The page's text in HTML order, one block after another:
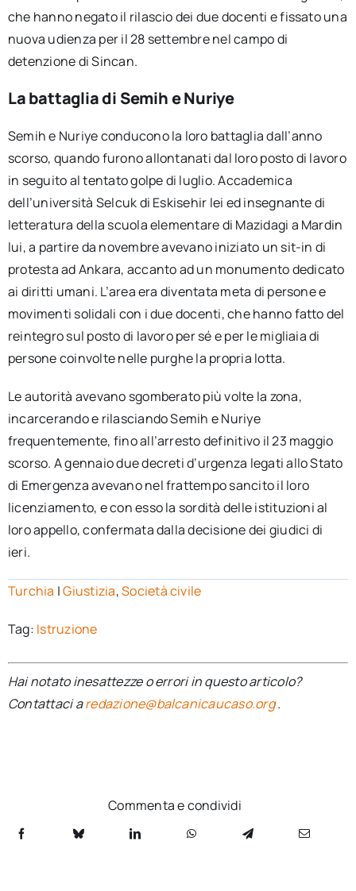
che hanno negato il rilascio dei due docenti e fissato una
nuova udienza per il 28 settembre nel campo di
detenzione di Sincan.
La battaglia di Semih e Nuriye
Semih e Nuriye conducono la loro battaglia dall’anno
scorso, quando furono allontanati dal loro posto di lavoro
in seguito al tentato golpe di luglio. Accademica
dell’università Selcuk di Eskisehir lei ed insegnante di
letteratura della scuola elementare di Mazidagi a Mardin
lui, a partire da novembre avevano iniziato un sit-in di
protesta ad Ankara, accanto ad un monumento dedicato
ai diritti umani. L’area era diventata meta di persone e
movimenti solidali con i due docenti, che hanno fatto del
reintegro sul posto di lavoro per sé e per le migliaia di
persone coinvolte nelle purghe la propria lotta.
Le autorità avevano sgomberato più volte la zona,
incarcerando e rilasciando Semih e Nuriye
frequentemente, fino all’arresto definitivo il 23 maggio
scorso. A gennaio due decreti d’urgenza legati allo Stato
di Emergenza avevano nel frattempo sancito il loro
licenziamento, e con esso la sordità delle istituzioni al
loro appello, confermata dalla decisione dei giudici di
ieri.
Turchia |Giustizia,Società civile
Tag: Istruzione
Hai notato inesattezze o errori in questo articolo?
Contattaci aredazione@balcanicaucaso.org.
Commenta e condividi